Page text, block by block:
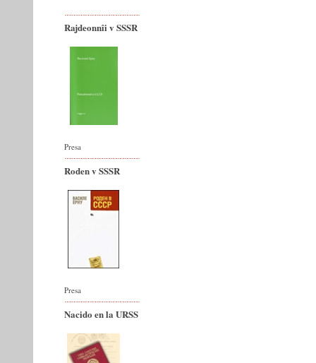
Rajdeonnîi v SSSR
Presa
Roden v SSSR
Presa
Nacido en la URSS